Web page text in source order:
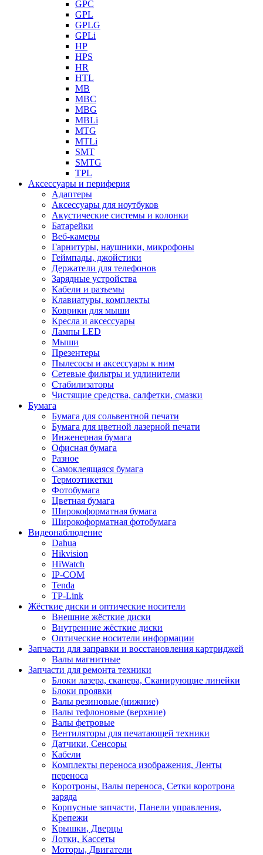
GPC
GPL
GPLG
GPLi
HP
HPS
HR
HTL
MB
MBC
MBG
MBLi
MTG
MTLi
SMT
SMTG
TPL
Аксессуары и периферия
Адаптеры
Аксессуары для ноутбуков
Акустические системы и колонки
Батарейки
Веб-камеры
Гарнитуры, наушники, микрофоны
Геймпады, джойстики
Держатели для телефонов
Зарядные устройства
Кабели и разъемы
Клавиатуры, комплекты
Коврики для мыши
Кресла и аксессуары
Лампы LED
Мыши
Презентеры
Пылесосы и аксессуары к ним
Сетевые фильтры и удлинители
Стабилизаторы
Чистящие средства, салфетки, смазки
Бумага
Бумага для сольвентной печати
Бумага для цветной лазерной печати
Инженерная бумага
Офисная бумага
Разное
Самоклеящаяся бумага
Термоэтикетки
Фотобумага
Цветная бумага
Широкоформатная бумага
Широкоформатная фотобумага
Видеонаблюдение
Dahua
Hikvision
HiWatch
IP-COM
Tenda
TP-Link
Жёсткие диски и оптические носители
Внешние жёсткие диски
Внутренние жёсткие диски
Оптические носители информации
Запчасти для заправки и восстановления картриджей
Валы магнитные
Запчасти для ремонта техники
Блоки лазера, сканера, Сканирующие линейки
Блоки проявки
Валы резиновые (нижние)
Валы тефлоновые (верхние)
Валы фетровые
Вентиляторы для печатающей техники
Датчики, Сенсоры
Кабели
Комплекты переноса изображения, Ленты
переноса
Коротроны, Валы переноса, Сетки коротрона
заряда
Корпусные запчасти, Панели управления,
Крепежи
Крышки, Дверцы
Лотки, Кассеты
Моторы, Двигатели